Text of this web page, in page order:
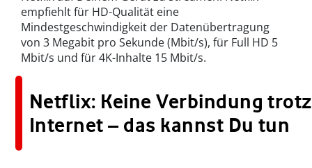
empfiehlt für HD-Qualität eine
Mindestgeschwindigkeit der Datenübertragung
von 3 Megabit pro Sekunde (Mbit/s), für Full HD 5
Mbit/s und für 4K-Inhalte 15 Mbit/s.
Netflix: Keine Verbindung trotz
Internet – das kannst Du tun